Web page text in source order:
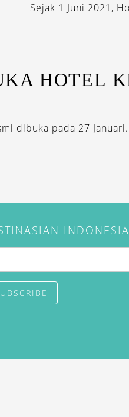
Sejak 1 Juni 2021,
HOTEL
dibuka pada 27
INDONESIA